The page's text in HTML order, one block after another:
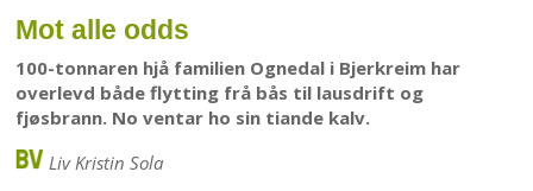
Mot alle odds
100-tonnaren hjå familien Ognedal i Bjerkreim har
overlevd både flytting frå bås til lausdrift og
fjøsbrann. No ventar ho sin tiande kalv.
Liv Kristin Sola